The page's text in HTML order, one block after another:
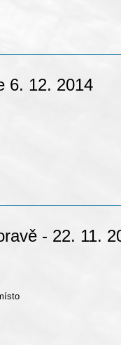
6. 12. 2014
- 22. 11.